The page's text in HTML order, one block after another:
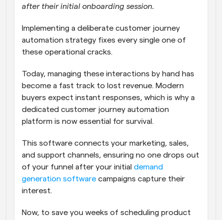
after their initial onboarding session.
Implementing a deliberate customer journey
automation strategy fixes every single one of
these operational cracks.
Today, managing these interactions by hand has
become a fast track to lost revenue. Modern
buyers expect instant responses, which is why a
dedicated customer journey automation
platform is now essential for survival.
This software connects your marketing, sales,
and support channels, ensuring no one drops out
of your funnel after your initial demand
generation software campaigns capture their
interest.
Now, to save you weeks of scheduling product